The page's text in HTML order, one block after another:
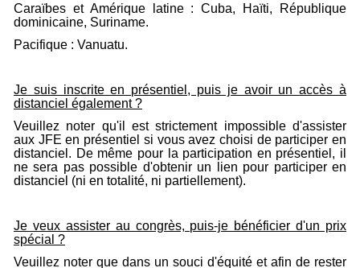
Caraïbes et Amérique latine : Cuba, Haïti, République
dominicaine, Suriname.
Pacifique : Vanuatu.
Je suis inscrite en présentiel, puis je avoir un accès à
distanciel également ?
Veuillez noter qu'il est strictement impossible d'assister
aux JFE en présentiel si vous avez choisi de participer en
distanciel. De même pour la participation en présentiel, il
ne sera pas possible d'obtenir un lien pour participer en
distanciel (ni en totalité, ni partiellement).
Je veux assister au congrès, puis-je bénéficier d'un prix
spécial ?
Veuillez noter que dans un souci d'équité et afin de rester